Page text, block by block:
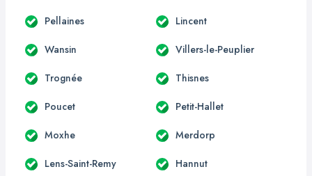
Pellaines Lincent
Wansin Villers-le-Peuplier
Trognée Thisnes
Poucet Petit-Hallet
Moxhe Merdorp
Lens-Saint-Remy Hannut